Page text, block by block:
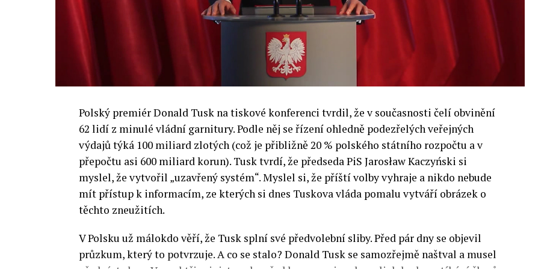
Polský premiér Donald Tusk na tiskové konferenci tvrdil, že v současnosti čelí obvinění
62 lidí z minulé vládní garnitury. Podle něj se řízení ohledně podezřelých veřejných
výdajů týká 100 miliard zlotých (což je přibližně 20 % polského státního rozpočtu a v
přepočtu asi 600 miliard korun). Tusk tvrdí, že předseda PiS Jarosław Kaczyński si
myslel, že vytvořil „uzavřený systém“. Myslel si, že příští volby vyhraje a nikdo nebude
mít přístup k informacím, ze kterých si dnes Tuskova vláda pomalu vytváří obrázek o
těchto zneužitích.
V Polsku už málokdo věří, že Tusk splní své předvolební sliby. Před pár dny se objevil
průzkum, který to potvrzuje. A co se stalo? Donald Tusk se samozřejmě naštval a musel